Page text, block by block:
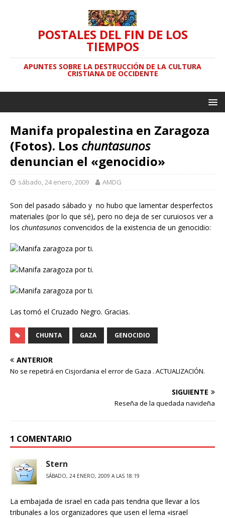
POSTALES DEL FIN DE LOS
TIEMPOS
APUNTES SOBRE LA DESTRUCCIÓN DE LA CULTURA
CRISTIANA DE OCCIDENTE
Manifa propalestina en Zaragoza
(Fotos). Los chuntasunos
denuncian el «genocidio»
sábado, 24 enero, 2009 AMDG
Son del pasado sábado y no hubo que lamentar desperfectos
materiales (por lo que sé), pero no deja de ser curuiosos ver a
los chuntasunos convencidos de la existencia de un genocidio:
Las tomó el Cruzado Negro. Gracias.
CHUNTA GAZA GENOCIDIO
ANTERIOR
No se repetirá en Cisjordania el error de Gaza . ACTUALIZACIÓN.
SIGUIENTE
Reseña de la quedada navideña
1 COMENTARIO
Stern
SÁBADO, 24 ENERO, 2009 A LAS 18:19
La embajada de israel en cada pais tendria que llevar a los
tribunales a los organizadores que usen el lema «israel